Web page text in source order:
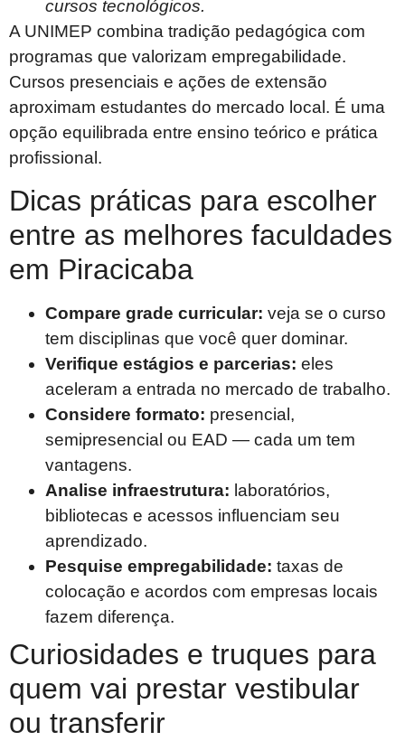
cursos tecnológicos.
A UNIMEP combina tradição pedagógica com
programas que valorizam empregabilidade.
Cursos presenciais e ações de extensão
aproximam estudantes do mercado local. É uma
opção equilibrada entre ensino teórico e prática
profissional.
Dicas práticas para escolher
entre as melhores faculdades
em Piracicaba
Compare grade curricular: veja se o curso
tem disciplinas que você quer dominar.
Verifique estágios e parcerias: eles
aceleram a entrada no mercado de trabalho.
Considere formato: presencial,
semipresencial ou EAD — cada um tem
vantagens.
Analise infraestrutura: laboratórios,
bibliotecas e acessos influenciam seu
aprendizado.
Pesquise empregabilidade: taxas de
colocação e acordos com empresas locais
fazem diferença.
Curiosidades e truques para
quem vai prestar vestibular
ou transferir